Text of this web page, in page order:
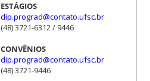
ESTÁGIOS
dip.prograd@contato.ufsc.br
(48) 3721-6312 / 9446
CONVÊNIOS
dip.prograd@contato.ufsc.br
(48) 3721-9446